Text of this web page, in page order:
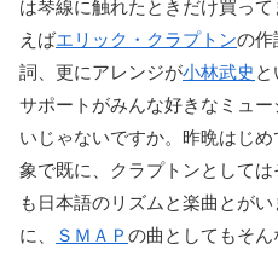
は琴線に触れたときだけ買っ
えばエリック・クラプトンの作
詞、更にアレンジが小林武史
サポートがみんな好きなミュ
いじゃないですか。昨晩はじ
象で既に、クラプトンとして
も日本語のリズムと楽曲とが
に、
ＳＭＡＰ の曲としてもそ